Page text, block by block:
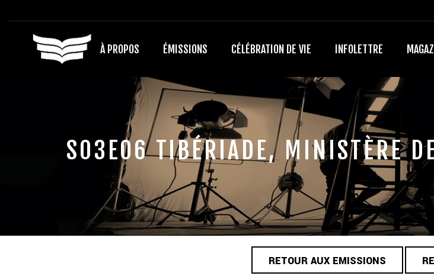
À PROPOS ÉMISSIONS CÉLÉBRATION DE VIE INFOLETTRE
S03E06 TIBÉRIADE, MINISTÈRE
RETOUR AUX EMISSIONS